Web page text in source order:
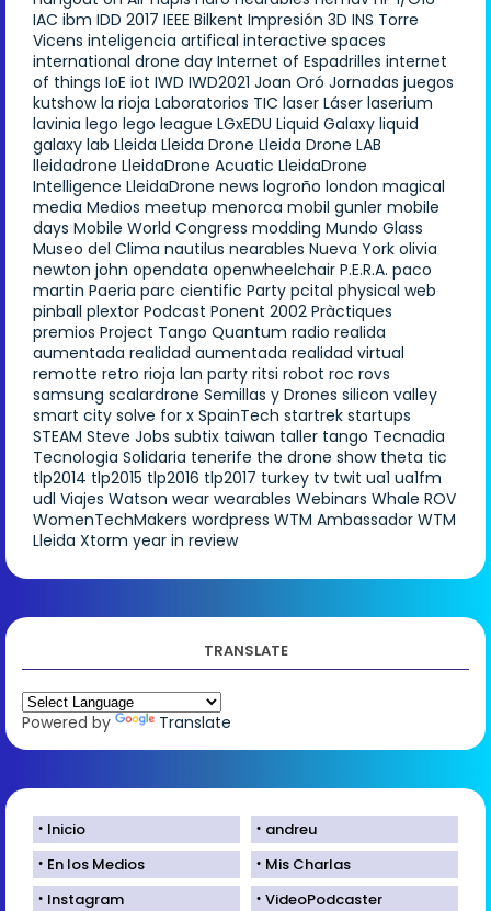
IAC ibm IDD 2017 IEEE Bilkent Impresión 3D INS Torre
Vicens inteligencia artifical interactive spaces
international drone day Internet of Espadrilles internet
of things IoE iot IWD IWD2021 Joan Oró Jornadas juegos
kutshow la rioja Laboratorios TIC laser Láser laserium
lavinia lego lego league LGxEDU Liquid Galaxy liquid
galaxy lab Lleida Lleida Drone Lleida Drone LAB
lleidadrone LleidaDrone Acuatic LleidaDrone
Intelligence LleidaDrone news logroño london magical
media Medios meetup menorca mobil gunler mobile
days Mobile World Congress modding Mundo Glass
Museo del Clima nautilus nearables Nueva York olivia
newton john opendata openwheelchair P.E.R.A. paco
martin Paeria parc cientific Party pcital physical web
pinball plextor Podcast Ponent 2002 Pràctiques
premios Project Tango Quantum radio realida
aumentada realidad aumentada realidad virtual
remotte retro rioja lan party ritsi robot roc rovs
samsung scalardrone Semillas y Drones silicon valley
smart city solve for x SpainTech startrek startups
STEAM Steve Jobs subtix taiwan taller tango Tecnadia
Tecnologia Solidaria tenerife the drone show theta tic
tlp2014 tlp2015 tlp2016 tlp2017 turkey tv twit ua1 ua1fm
udl Viajes Watson wear wearables Webinars Whale ROV
WomenTechMakers wordpress WTM Ambassador WTM
Lleida Xtorm year in review
TRANSLATE
Powered by Translate
Inicio
andreu
En los Medios
Mis Charlas
Instagram
VideoPodcaster